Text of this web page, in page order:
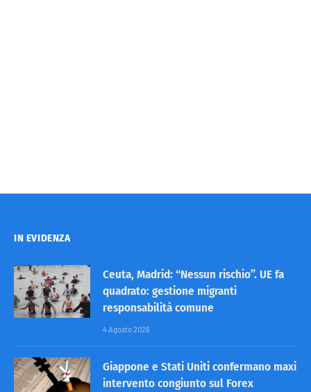
IN EVIDENZA
Ceuta, Madrid: “Nessun rischio”. UE fa
quadrato: gestione migranti
responsabilità comune
4 Agosto 2026
Giappone e Stati Uniti confermano maxi
intervento congiunto sul Forex